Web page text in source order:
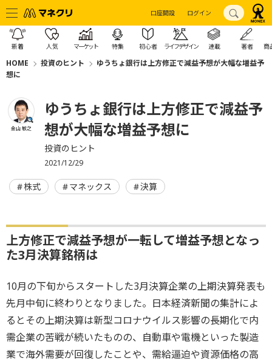
口座開設 ログイン
新着 人気 マーケット 特集 初心者 ライフデザイン 連載 著者 商
HOME 投資のヒント
ゆうちょ銀行は上方修正で減益予想が大幅な増益予
想に
金山 敏之
ゆうちょ銀行は上方修正で減益予
想が大幅な増益予想に
投資のヒント
2021/12/29
株式 マネックス 決算
上方修正で減益予想が一転して増益予想となっ
た3月決算銘柄は
10月の下旬からスタートした3月決算企業の上期決算発表も
先月中旬に終わりとなりました。日本経済新聞の集計によ
るとその上期決算は新型コロナウイルス影響の長期化で内
需企業の苦戦が続いたものの、自動車や電機といった製造
業で海外需要が回復したことや、需給逼迫や資源価格の高